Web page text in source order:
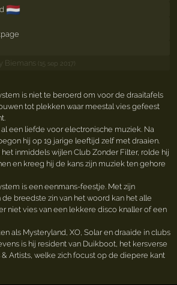
🇳🇱
Biemans (15 sep 2017)
is niet te beroerd om voor de draaitafels
tot plekken waar meestal vies gefeest
een liefde voor electronische muziek. Na
hij op 19 jarige leeftijd zelf met draaien.
inmiddels wijlen Club Zonder Filter, rolde hij
en kreeg hij de kans zijn muziek ten gehore
is een eenmans-feestje. Met zijn
breedste zin van het woord kan het alle
niet vies van een lekkere disco knaller of een
als Mysteryland, XO, Solar en draaide in clubs
is hij resident van Duikboot, het kersverse
Artists, welke zich focust op de diepere kant